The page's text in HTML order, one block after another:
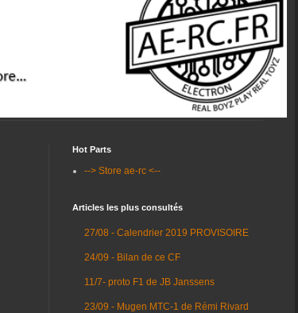
Hot Parts
--> Store ae-rc <--
Articles les plus consultés
27/08 - Calendrier 2019 PROVISOIRE
24/09 - Bilan de ce CF
11/7- proto F1 de JB Janssens
23/09 - Mugen MTC-1 de Rémi Rivard